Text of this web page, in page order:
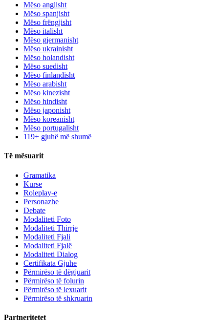
Mëso anglisht
Mëso spanjisht
Mëso frëngjisht
Mëso italisht
Mëso gjermanisht
Mëso ukrainisht
Mëso holandisht
Mëso suedisht
Mëso finlandisht
Mëso arabisht
Mëso kinezisht
Mëso hindisht
Mëso japonisht
Mëso koreanisht
Mëso portugalisht
119+ gjuhë më shumë
Të mësuarit
Gramatika
Kurse
Roleplay-e
Personazhe
Debate
Modaliteti Foto
Modaliteti Thirrje
Modaliteti Fjali
Modaliteti Fjalë
Modaliteti Dialog
Certifikata Gjuhe
Përmirëso të dëgjuarit
Përmirëso të folurin
Përmirëso të lexuarit
Përmirëso të shkruarin
Partneritetet